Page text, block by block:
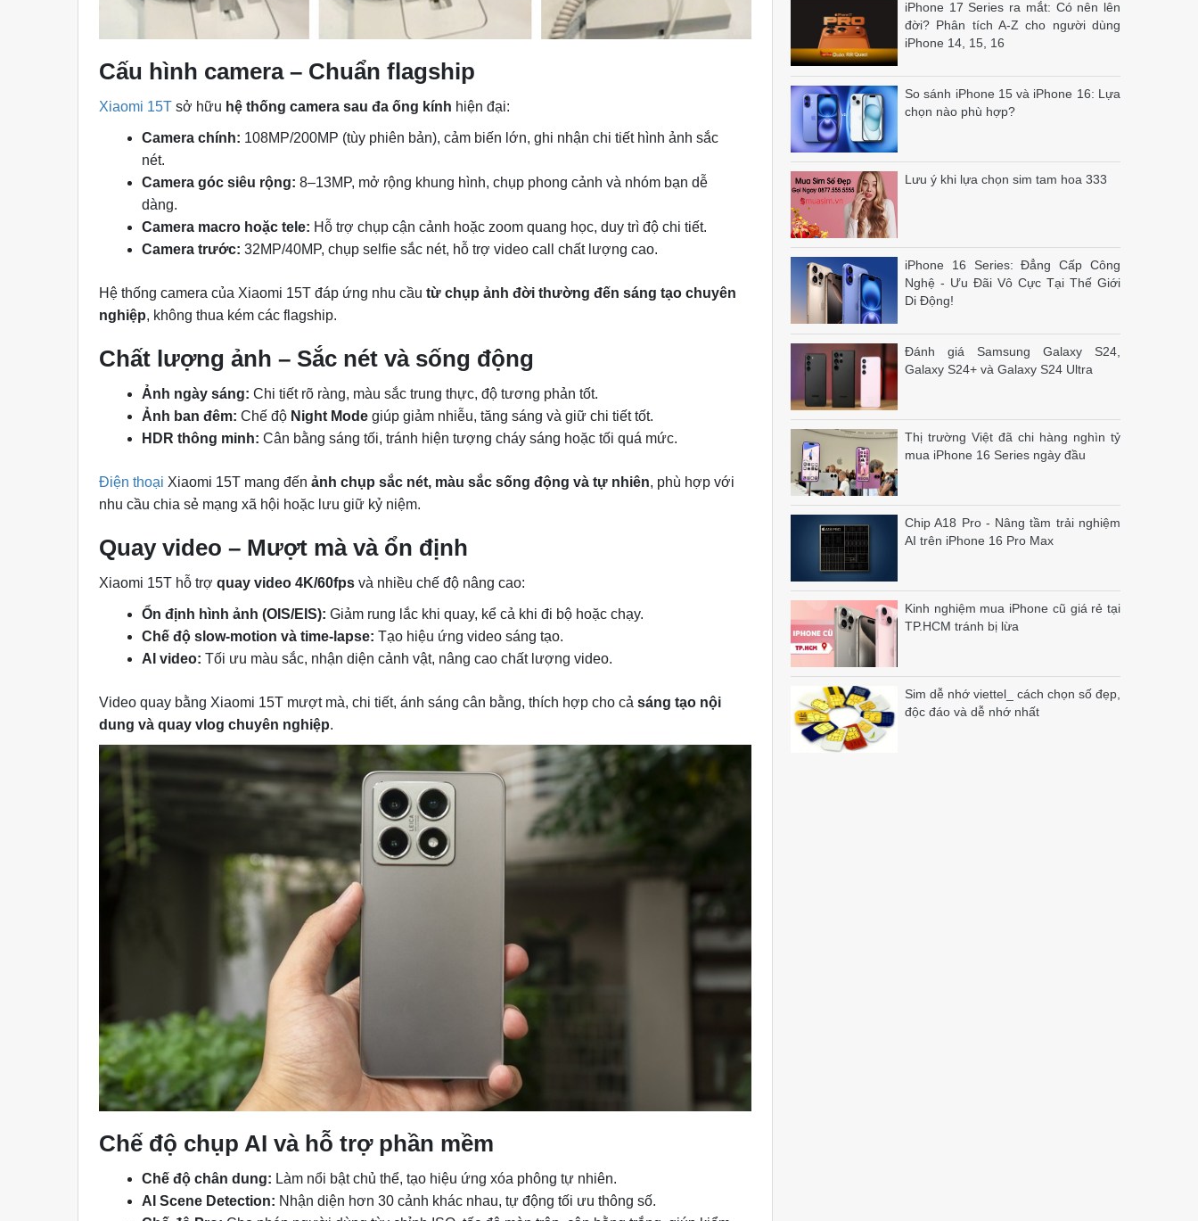
Cấu hình camera – Chuẩn flagship
Xiaomi 15T sở hữu hệ thống camera sau đa ống kính hiện đại:
Camera chính: 108MP/200MP (tùy phiên bản), cảm biến lớn, ghi nhận chi tiết hình ảnh sắc
nét.
Camera góc siêu rộng: 8–13MP, mở rộng khung hình, chụp phong cảnh và nhóm bạn dễ
dàng.
Camera macro hoặc tele: Hỗ trợ chụp cận cảnh hoặc zoom quang học, duy trì độ chi tiết.
Camera trước: 32MP/40MP, chụp selfie sắc nét, hỗ trợ video call chất lượng cao.
Hệ thống camera của Xiaomi 15T đáp ứng nhu cầutừ chụp ảnh đời thường đến sáng tạo chuyên
nghiệp, không thua kém các flagship.
Chất lượng ảnh – Sắc nét và sống động
Ảnh ngày sáng: Chi tiết rõ ràng, màu sắc trung thực, độ tương phản tốt.
Ảnh ban đêm: Chế độ Night Mode giúp giảm nhiễu, tăng sáng và giữ chi tiết tốt.
HDR thông minh: Cân bằng sáng tối, tránh hiện tượng cháy sáng hoặc tối quá mức.
Điện thoại Xiaomi 15T mang đếnảnh chụp sắc nét, màu sắc sống động và tự nhiên, phù hợp với
nhu cầu chia sẻ mạng xã hội hoặc lưu giữ kỷ niệm.
Quay video – Mượt mà và ổn định
Xiaomi 15T hỗ trợquay video 4K/60fps và nhiều chế độ nâng cao:
Ổn định hình ảnh (OIS/EIS): Giảm rung lắc khi quay, kể cả khi đi bộ hoặc chạy.
Chế độ slow-motion và time-lapse: Tạo hiệu ứng video sáng tạo.
AI video: Tối ưu màu sắc, nhận diện cảnh vật, nâng cao chất lượng video.
Video quay bằng Xiaomi 15T mượt mà, chi tiết, ánh sáng cân bằng, thích hợp cho cảsáng tạo nội
dung và quay vlog chuyên nghiệp.
Chế độ chụp AI và hỗ trợ phần mềm
Chế độ chân dung: Làm nổi bật chủ thể, tạo hiệu ứng xóa phông tự nhiên.
AI Scene Detection: Nhận diện hơn 30 cảnh khác nhau, tự động tối ưu thông số.
iPhone 17 Series ra mắt: Có nên lên
đời? Phân tích A-Z cho người dùng
iPhone 14, 15, 16
So sánh iPhone 15 và iPhone 16: Lựa
chọn nào phù hợp?
Lưu ý khi lựa chọn sim tam hoa 333
iPhone 16 Series: Đẳng Cấp Công
Nghệ - Ưu Đãi Vô Cực Tại Thế Giới
Di Động!
Đánh giá Samsung Galaxy S24,
Galaxy S24+ và Galaxy S24 Ultra
Thị trường Việt đã chi hàng nghìn tỷ
mua iPhone 16 Series ngày đầu
Chip A18 Pro - Nâng tầm trải nghiệm
AI trên iPhone 16 Pro Max
Kinh nghiệm mua iPhone cũ giá rẻ tại
TP.HCM tránh bị lừa
Sim dễ nhớ viettel_ cách chọn số đẹp,
độc đáo và dễ nhớ nhất